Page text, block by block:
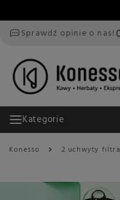
Sprawdź opinie o nas!
Kategorie
Konesso 2 uchwyty filtra